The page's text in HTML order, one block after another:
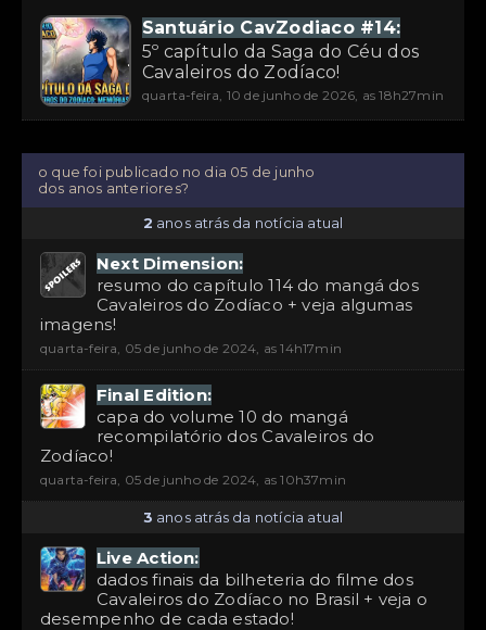
Santuário CavZodiaco #14:
5º capítulo da Saga do Céu dos
Cavaleiros do Zodíaco!
quarta-feira, 10 de junho de 2026, as 18h27min
o que foi publicado no dia 05 de junho
dos anos anteriores?
2 anos atrás da notícia atual
Next Dimension:
resumo do capítulo 114 do mangá dos
Cavaleiros do Zodíaco + veja algumas
imagens!
quarta-feira, 05 de junho de 2024, as 14h17min
Final Edition:
capa do volume 10 do mangá
recompilatório dos Cavaleiros do
Zodíaco!
quarta-feira, 05 de junho de 2024, as 10h37min
3 anos atrás da notícia atual
Live Action:
dados finais da bilheteria do filme dos
Cavaleiros do Zodíaco no Brasil + veja o
desempenho de cada estado!